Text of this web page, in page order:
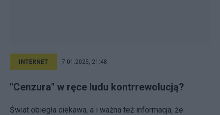
INTERNET 7.01.2025, 21:48
"Cenzura" w ręce ludu kontrrewolucją?
Świat obiegła ciekawa, a i ważna też informacja, że